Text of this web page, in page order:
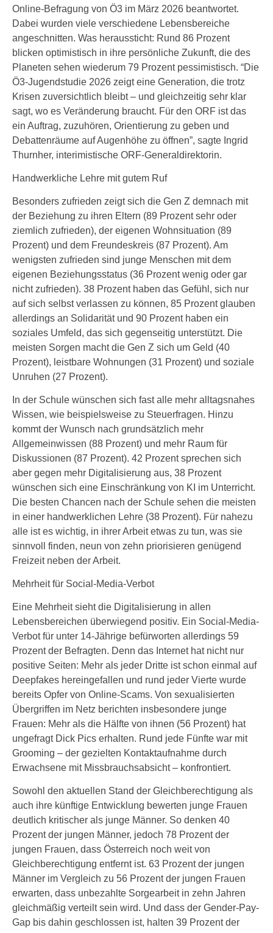
Online-Befragung von Ö3 im März 2026 beantwortet.
Dabei wurden viele verschiedene Lebensbereiche
angeschnitten. Was heraussticht: Rund 86 Prozent
blicken optimistisch in ihre persönliche Zukunft, die des
Planeten sehen wiederum 79 Prozent pessimistisch. “Die
Ö3-Jugendstudie 2026 zeigt eine Generation, die trotz
Krisen zuversichtlich bleibt – und gleichzeitig sehr klar
sagt, wo es Veränderung braucht. Für den ORF ist das
ein Auftrag, zuzuhören, Orientierung zu geben und
Debattenräume auf Augenhöhe zu öffnen”, sagte Ingrid
Thurnher, interimistische ORF-Generaldirektorin.
Handwerkliche Lehre mit gutem Ruf
Besonders zufrieden zeigt sich die Gen Z demnach mit
der Beziehung zu ihren Eltern (89 Prozent sehr oder
ziemlich zufrieden), der eigenen Wohnsituation (89
Prozent) und dem Freundeskreis (87 Prozent). Am
wenigsten zufrieden sind junge Menschen mit dem
eigenen Beziehungsstatus (36 Prozent wenig oder gar
nicht zufrieden). 38 Prozent haben das Gefühl, sich nur
auf sich selbst verlassen zu können, 85 Prozent glauben
allerdings an Solidarität und 90 Prozent haben ein
soziales Umfeld, das sich gegenseitig unterstützt. Die
meisten Sorgen macht die Gen Z sich um Geld (40
Prozent), leistbare Wohnungen (31 Prozent) und soziale
Unruhen (27 Prozent).
In der Schule wünschen sich fast alle mehr alltagsnahes
Wissen, wie beispielsweise zu Steuerfragen. Hinzu
kommt der Wunsch nach grundsätzlich mehr
Allgemeinwissen (88 Prozent) und mehr Raum für
Diskussionen (87 Prozent). 42 Prozent sprechen sich
aber gegen mehr Digitalisierung aus, 38 Prozent
wünschen sich eine Einschränkung von KI im Unterricht.
Die besten Chancen nach der Schule sehen die meisten
in einer handwerklichen Lehre (38 Prozent). Für nahezu
alle ist es wichtig, in ihrer Arbeit etwas zu tun, was sie
sinnvoll finden, neun von zehn priorisieren genügend
Freizeit neben der Arbeit.
Mehrheit für Social-Media-Verbot
Eine Mehrheit sieht die Digitalisierung in allen
Lebensbereichen überwiegend positiv. Ein Social-Media-
Verbot für unter 14-Jährige befürworten allerdings 59
Prozent der Befragten. Denn das Internet hat nicht nur
positive Seiten: Mehr als jeder Dritte ist schon einmal auf
Deepfakes hereingefallen und rund jeder Vierte wurde
bereits Opfer von Online-Scams. Von sexualisierten
Übergriffen im Netz berichten insbesondere junge
Frauen: Mehr als die Hälfte von ihnen (56 Prozent) hat
ungefragt Dick Pics erhalten. Rund jede Fünfte war mit
Grooming – der gezielten Kontaktaufnahme durch
Erwachsene mit Missbrauchsabsicht – konfrontiert.
Sowohl den aktuellen Stand der Gleichberechtigung als
auch ihre künftige Entwicklung bewerten junge Frauen
deutlich kritischer als junge Männer. So denken 40
Prozent der jungen Männer, jedoch 78 Prozent der
jungen Frauen, dass Österreich noch weit von
Gleichberechtigung entfernt ist. 63 Prozent der jungen
Männer im Vergleich zu 56 Prozent der jungen Frauen
erwarten, dass unbezahlte Sorgearbeit in zehn Jahren
gleichmäßig verteilt sein wird. Und dass der Gender-Pay-
Gap bis dahin geschlossen ist, halten 39 Prozent der